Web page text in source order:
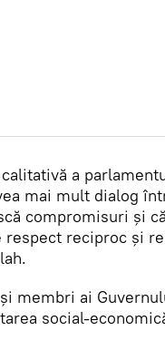
a
mai mult dialog
compromisuri și
reciproc și
membri ai
social-